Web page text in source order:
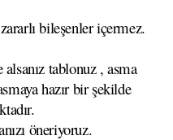
bileşenler içermez.
tablonuz , asma
hazır bir şekilde
öneriyoruz.